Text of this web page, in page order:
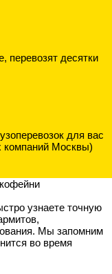
перевозят десятки
для вас
компаний Москвы)
узнаете точную
Мы запомним
во время